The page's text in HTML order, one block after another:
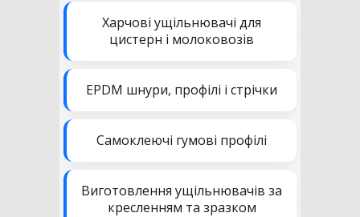
Харчові ущільнювачі для
цистерн і молоковозів
EPDM шнури, профілі і стрічки
Самоклеючі гумові профілі
Виготовлення ущільнювачів за
кресленням та зразком